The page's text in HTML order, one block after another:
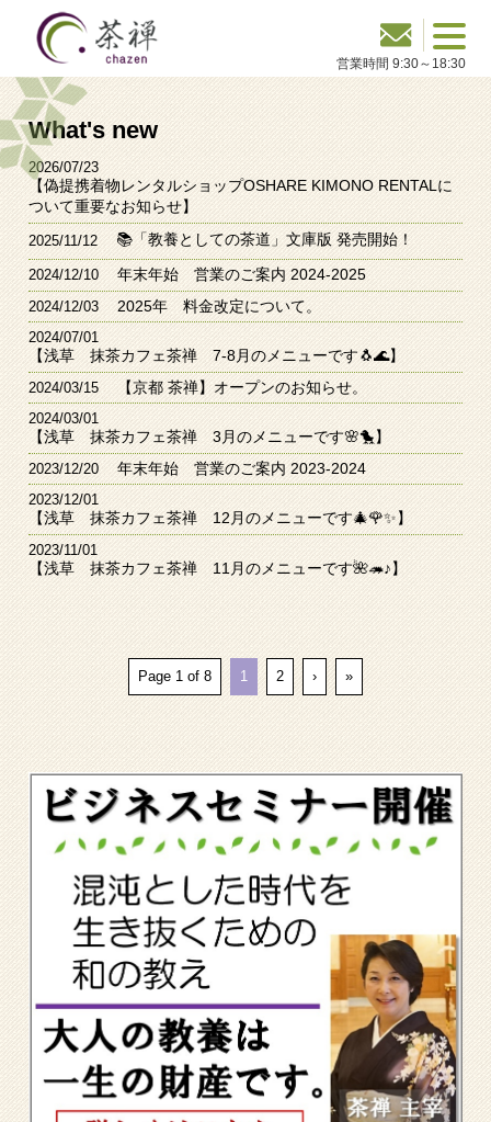
What's new
2026/07/23
【偽提携着物レンタルショップOSHARE KIMONO RENTALに
ついて重要なお知らせ】
2025/11/12 📚「教養としての茶道」文庫版 発売開始！
2024/12/10 年末年始 営業のご案内 2024-2025
2024/12/03 2025年 料金改定について。
2024/07/01
【浅草 抹茶カフェ茶禅 7-8月のメニューです🐧🌊】
2024/03/15 【京都 茶禅】オープンのお知らせ。
2024/03/01
【浅草 抹茶カフェ茶禅 3月のメニューです🌸🐤】
2023/12/20 年末年始 営業のご案内 2023-2024
2023/12/01
【浅草 抹茶カフェ茶禅 12月のメニューです🎄🌹✨】
2023/11/01
【浅草 抹茶カフェ茶禅 11月のメニューです🌺🦔♪】
Page 1 of 8 1 2 › »